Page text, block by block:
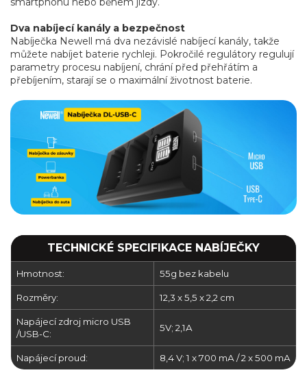
Dva nabíjecí kanály a bezpečnost
Nabíječka Newell má dva nezávislé nabíjecí kanály, takže
můžete nabíjet baterie rychleji. Pokročilé regulátory regulují
parametry procesu nabíjení, chrání před přehřátím a
přebíjením, starají se o maximální životnost baterie.
TECHNICKÉ SPECIFIKACE NABÍJEČKY
Hmotnost: 55g bez kabelu
Rozměry: 12,3 x 5,5 x 2,2 cm
Napájecí zdroj micro USB
/USB-C:
5V; 2,1A
Napájecí proud: 8,4 V; 1 x 700 mA / 2 x 500 mA